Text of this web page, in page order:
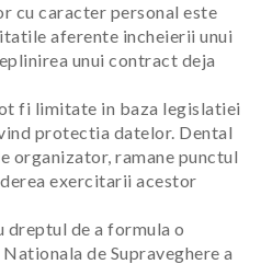
cu caracter personal este
aferente incheierii unui
unui contract deja
fi limitate in baza legislatiei
protectia datelor. Dental
organizator, ramane punctul
exercitarii acestor
dreptul de a formula o
de Supraveghere a